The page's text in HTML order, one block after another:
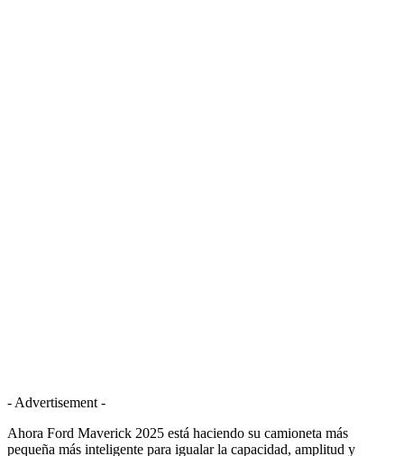
- Advertisement -
Ahora Ford Maverick 2025 está haciendo su camioneta más
pequeña más inteligente para igualar la capacidad, amplitud y